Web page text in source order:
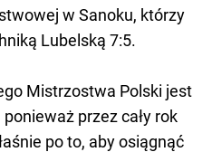
w Sanoku, którzy
Lubelską 7:5.
Mistrzostwa Polski jest
przez cały rok
po to, aby osiągnąć